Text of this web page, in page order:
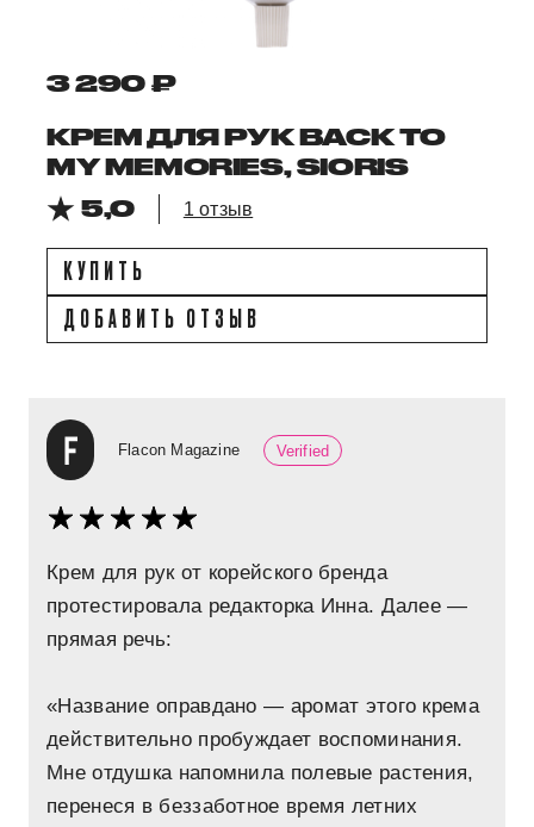
3 290 ₽
КРЕМ ДЛЯ РУК BACK TO
MY MEMORIES, SIORIS
5,0
1 отзыв
КУПИТЬ
ДОБАВИТЬ ОТЗЫВ
Flacon Magazine Verified
Крем для рук от корейского бренда
протестировала редакторка Инна. Далее —
прямая речь:
«Название оправдано — аромат этого крема
действительно пробуждает воспоминания.
Мне отдушка напомнила полевые растения,
перенеся в беззаботное время летних